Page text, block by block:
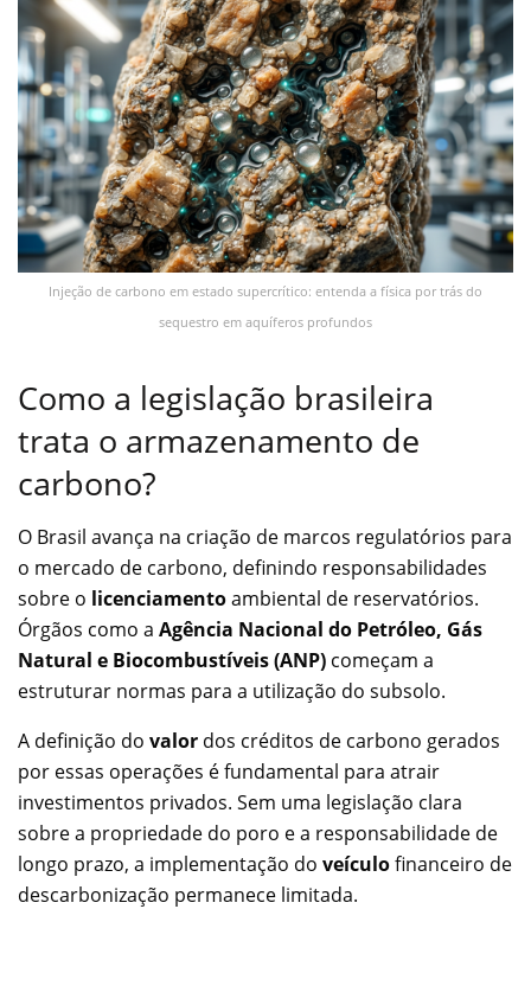
Injeção de carbono em estado supercrítico: entenda a física por trás do
sequestro em aquíferos profundos
Como a legislação brasileira
trata o armazenamento de
carbono?
O Brasil avança na criação de marcos regulatórios para
o mercado de carbono, definindo responsabilidades
sobre o licenciamentoambiental de reservatórios.
Órgãos como a Agência Nacional do Petróleo, Gás
Natural e Biocombustíveis (ANP) começam a
estruturar normas para a utilização do subsolo.
A definição do valor dos créditos de carbono gerados
por essas operações é fundamental para atrair
investimentos privados. Sem uma legislação clara
sobre a propriedade do poro e a responsabilidade de
longo prazo, a implementação do veículofinanceiro de
descarbonização permanece limitada.